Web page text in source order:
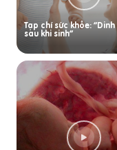
Tạp chí sức khỏe:
sau khi sinh”